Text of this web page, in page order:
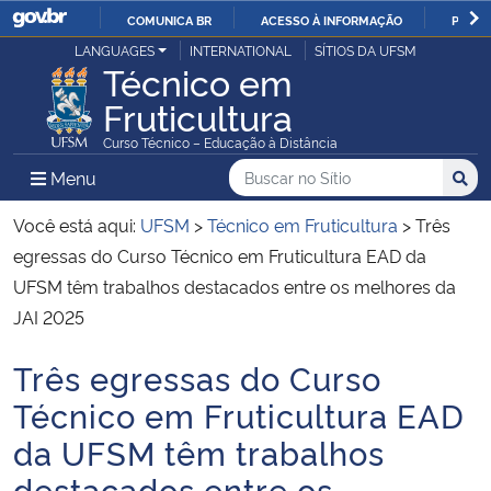
IR
PARA
CONTEÚDO
COMUNICA BR ACESSO À INFORMAÇÃO
Ministério da Justiça e Segurança Pública
Ministério da Defesa
Ministério das Relações Exteriores
Ministério da Economia
Ministério da Agricultura, Pecuária e Abastecimento
Ministério da Educação
LANGUAGES INTERNATIONAL SÍTIOS DA UFSM
Técnico em
Fruticultura
Curso Técnico – Educação à Distância
Menu Menu Principal do Sítio
Busca
Buscar no no Sítio
Busca:
Você está aqui: UFSM >Técnico em Fruticultura >Três
egressas do Curso Técnico em Fruticultura EAD da
UFSM têm trabalhos destacados entre os melhores da
JAI 2025
Início do conteúdo
Três egressas do Curso
Técnico em Fruticultura EAD
da UFSM têm trabalhos